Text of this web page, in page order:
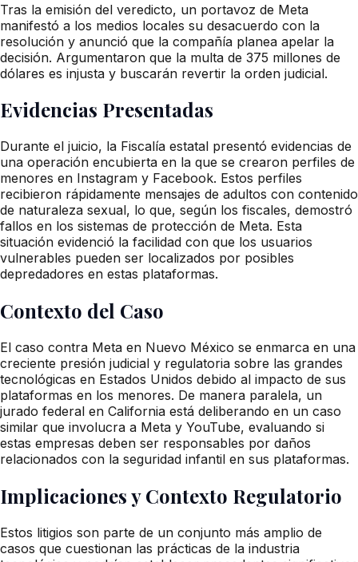
Tras la emisión del veredicto, un portavoz de Meta
manifestó a los medios locales su desacuerdo con la
resolución y anunció que la compañía planea apelar la
decisión. Argumentaron que la multa de 375 millones de
dólares es injusta y buscarán revertir la orden judicial.
Evidencias Presentadas
Durante el juicio, la Fiscalía estatal presentó evidencias de
una operación encubierta en la que se crearon perfiles de
menores en Instagram y Facebook. Estos perfiles
recibieron rápidamente mensajes de adultos con contenido
de naturaleza sexual, lo que, según los fiscales, demostró
fallos en los sistemas de protección de Meta. Esta
situación evidenció la facilidad con que los usuarios
vulnerables pueden ser localizados por posibles
depredadores en estas plataformas.
Contexto del Caso
El caso contra Meta en Nuevo México se enmarca en una
creciente presión judicial y regulatoria sobre las grandes
tecnológicas en Estados Unidos debido al impacto de sus
plataformas en los menores. De manera paralela, un
jurado federal en California está deliberando en un caso
similar que involucra a Meta y YouTube, evaluando si
estas empresas deben ser responsables por daños
relacionados con la seguridad infantil en sus plataformas.
Implicaciones y Contexto Regulatorio
Estos litigios son parte de un conjunto más amplio de
casos que cuestionan las prácticas de la industria